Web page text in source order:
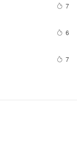
7
6
7
知登录方案